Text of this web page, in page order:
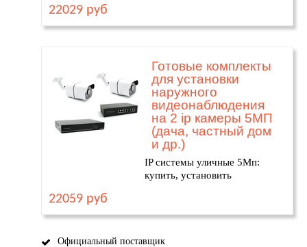
22029 руб
Готовые комплекты
для установки
наружного
видеонаблюдения
на 2 ip камеры 5МП
(дача, частный дом
и др.)
IP системы уличные 5Мп:
купить, установить
22059 руб
Официальный поставщик